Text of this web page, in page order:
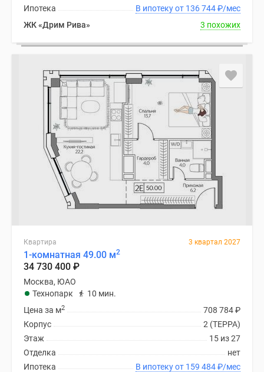
В ипотеку от 136 744₽/мес
Ипотека
ЖК «Дрим Рива»
3 похожих
Квартира 3 квартал 2027
1-комнатная 49.00 м2
34 730 400 ₽
Москва, ЮАО
Технопарк
10 мин.
708 784₽
Цена за м2
2 (ТЕРРА)
Корпус
15 из 27
Этаж
нет
Отделка
В ипотеку от 159 484₽/мес
Ипотека